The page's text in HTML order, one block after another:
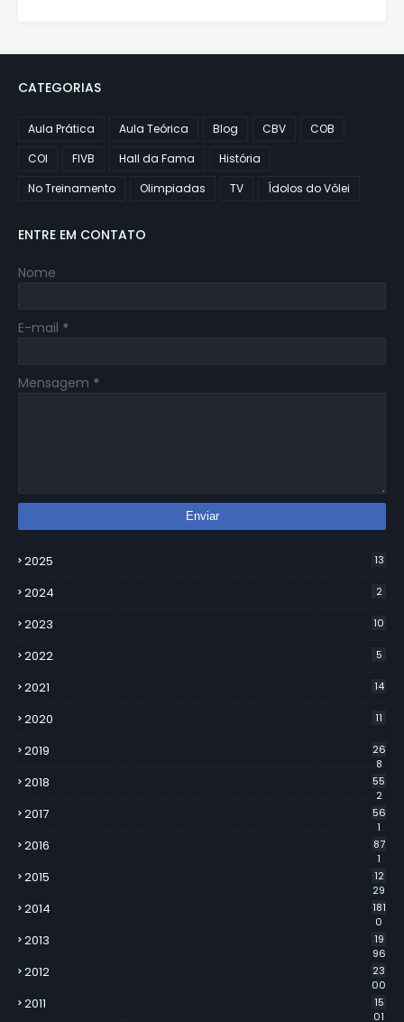
CATEGORIAS
Aula Prática Aula Teórica Blog CBV
COB
COI
FIVB Hall da Fama
História
No Treinamento
Olimpiadas TV Ídolos do Vôlei
ENTRE EM CONTATO
Nome
E-mail *
Mensagem *
2025 13
2024 2
2023 10
2022 5
2021 14
2020 11
2019
26
8
2018
55
2
2017
56
1
2016
87
1
2015
12
29
2014
181
0
2013
19
96
2012
23
00
2011
15
01